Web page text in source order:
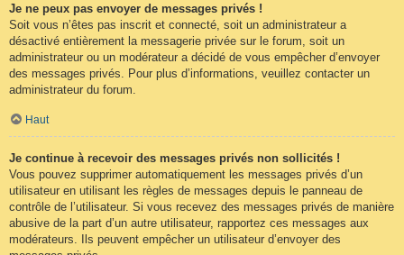
Je ne peux pas envoyer de messages privés !
Soit vous n’êtes pas inscrit et connecté, soit un administrateur a
désactivé entièrement la messagerie privée sur le forum, soit un
administrateur ou un modérateur a décidé de vous empêcher d’envoyer
des messages privés. Pour plus d’informations, veuillez contacter un
administrateur du forum.
Haut
Je continue à recevoir des messages privés non sollicités !
Vous pouvez supprimer automatiquement les messages privés d’un
utilisateur en utilisant les règles de messages depuis le panneau de
contrôle de l’utilisateur. Si vous recevez des messages privés de manière
abusive de la part d’un autre utilisateur, rapportez ces messages aux
modérateurs. Ils peuvent empêcher un utilisateur d’envoyer des